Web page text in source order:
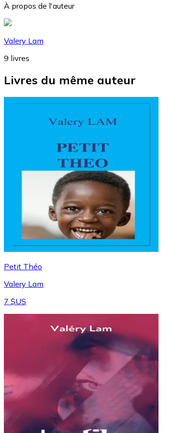
À propos de l'auteur
Valery Lam
9 livres
Livres du même auteur
Petit Théo
Valery Lam
7 $US